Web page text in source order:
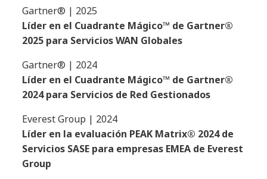
Gartner® | 2025
Líder en el Cuadrante Mágico™ de Gartner®
2025 para Servicios WAN Globales
Gartner® | 2024
Líder en el Cuadrante Mágico™ de Gartner®
2024 para Servicios de Red Gestionados
Everest Group | 2024
Líder en la evaluación PEAK Matrix® 2024 de
Servicios SASE para empresas EMEA de Everest
Group